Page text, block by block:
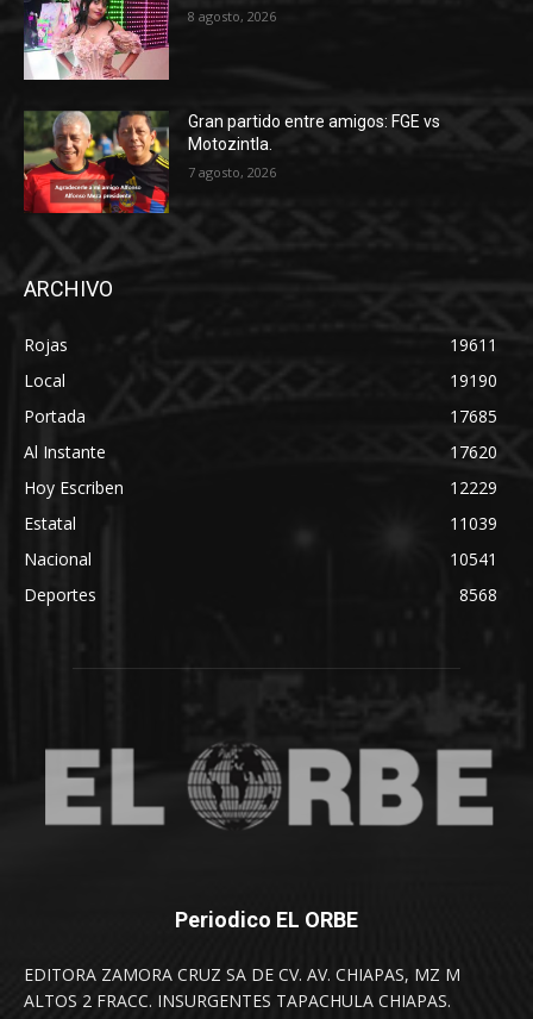
8 agosto, 2026
Gran partido entre amigos: FGE vs
Motozintla.
7 agosto, 2026
ARCHIVO
Rojas
19611
Local
19190
Portada
17685
Al Instante
17620
Hoy Escriben
12229
Estatal
11039
Nacional
10541
Deportes
8568
Periodico EL ORBE
EDITORA ZAMORA CRUZ SA DE CV. AV. CHIAPAS, MZ M
ALTOS 2 FRACC. INSURGENTES TAPACHULA CHIAPAS.